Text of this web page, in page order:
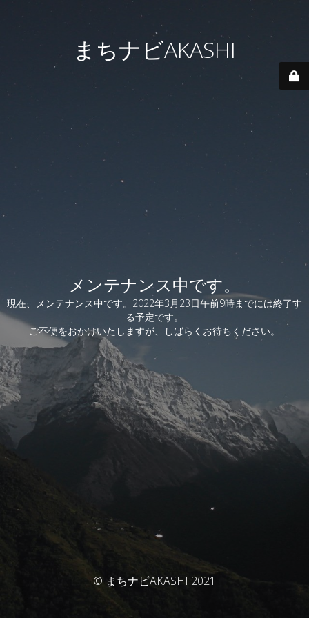
まちナビAKASHI
メンテナンス中です。
現在、メンテナンス中です。2022年3月23日午前9時までには終了す
る予定です。
ご不便をおかけいたしますが、しばらくお待ちください。
© まちナビAKASHI 2021